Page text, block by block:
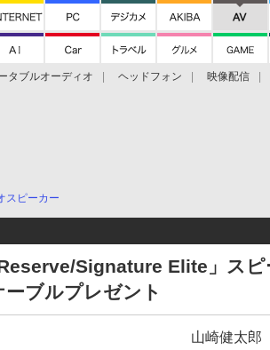
タブルオーディオ ヘッドフォン 映像配信
スピーカー
Signature Elite」スピ
ブルプレゼント
山崎健太郎